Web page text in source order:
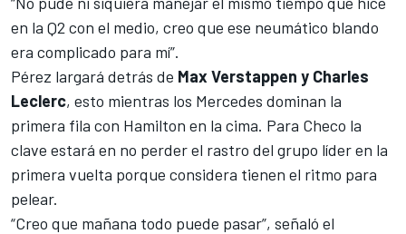
en la Q2 con el medio, creo que ese neumático blando
era complicado para mí”.
Pérez largará detrás de Max Verstappen y Charles
Leclerc, esto mientras los Mercedes dominan la
primera fila con Hamilton en la cima. Para Checo la
clave estará en no perder el rastro del grupo líder en la
primera vuelta porque considera tienen el ritmo para
pelear.
“Creo que mañana todo puede pasar”, señaló el